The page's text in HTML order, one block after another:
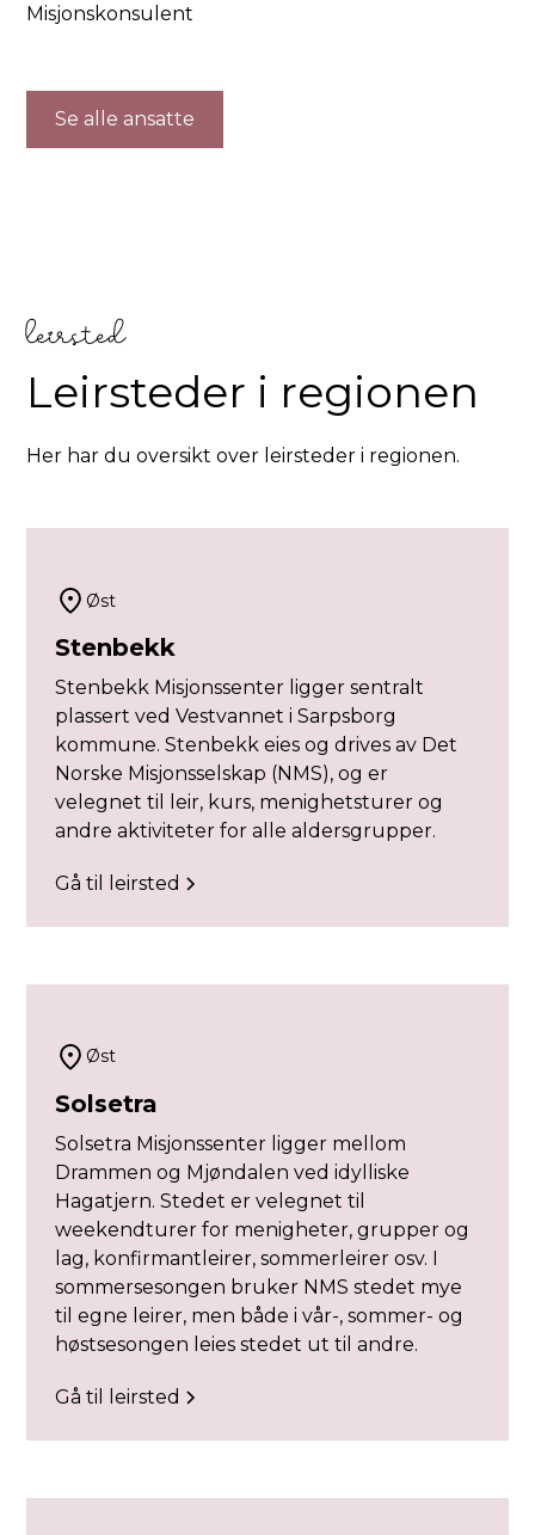
Misjonskonsulent
Se alle ansatte
leirsted
Leirsteder i regionen
Her har du oversikt over leirsteder i regionen.
Øst
Stenbekk
Stenbekk Misjonssenter ligger sentralt
plassert ved Vestvannet i Sarpsborg
kommune. Stenbekk eies og drives av Det
Norske Misjonsselskap (NMS), og er
velegnet til leir, kurs, menighetsturer og
andre aktiviteter for alle aldersgrupper.
Gå til leirsted
Øst
Solsetra
Solsetra Misjonssenter ligger mellom
Drammen og Mjøndalen ved idylliske
Hagatjern. Stedet er velegnet til
weekendturer for menigheter, grupper og
lag, konfirmantleirer, sommerleirer osv. I
sommersesongen bruker NMS stedet mye
til egne leirer, men både i vår-, sommer- og
høstsesongen leies stedet ut til andre.
Gå til leirsted